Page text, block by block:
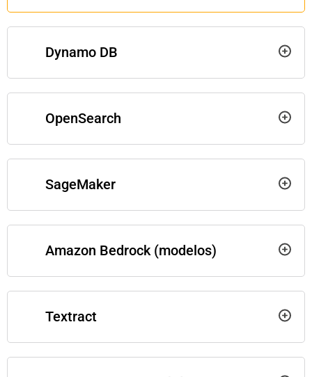
Dynamo DB
OpenSearch
SageMaker
Amazon Bedrock (modelos)
Textract